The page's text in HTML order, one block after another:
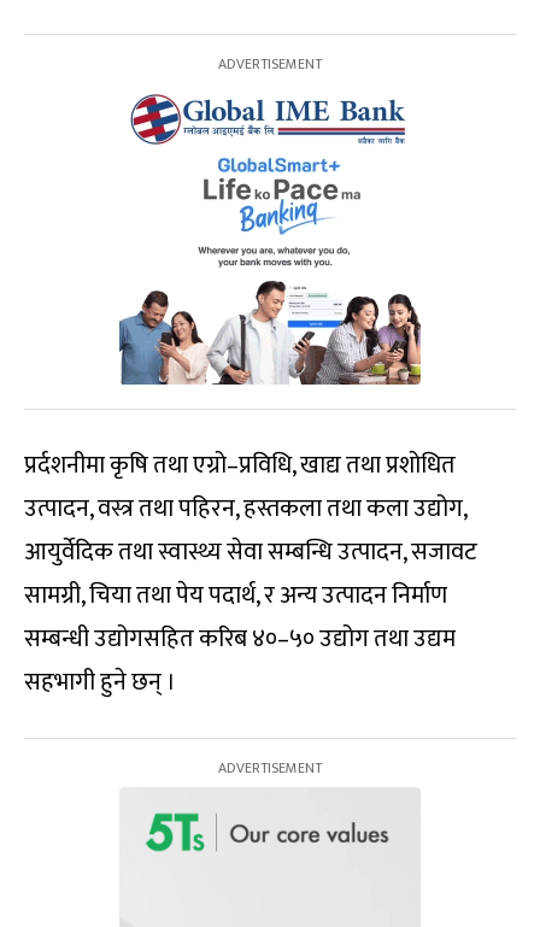
प्रर्दशनीमा कृषि तथा एग्रो–प्रविधि, खाद्य तथा प्रशोधित
उत्पादन, वस्त्र तथा पहिरन, हस्तकला तथा कला उद्योग,
आयुर्वेदिक तथा स्वास्थ्य सेवा सम्बन्धि उत्पादन, सजावट
सामग्री, चिया तथा पेय पदार्थ, र अन्य उत्पादन निर्माण
सम्बन्धी उद्योगसहित करिब ४०–५० उद्योग तथा उद्यम
सहभागी हुने छन् ।